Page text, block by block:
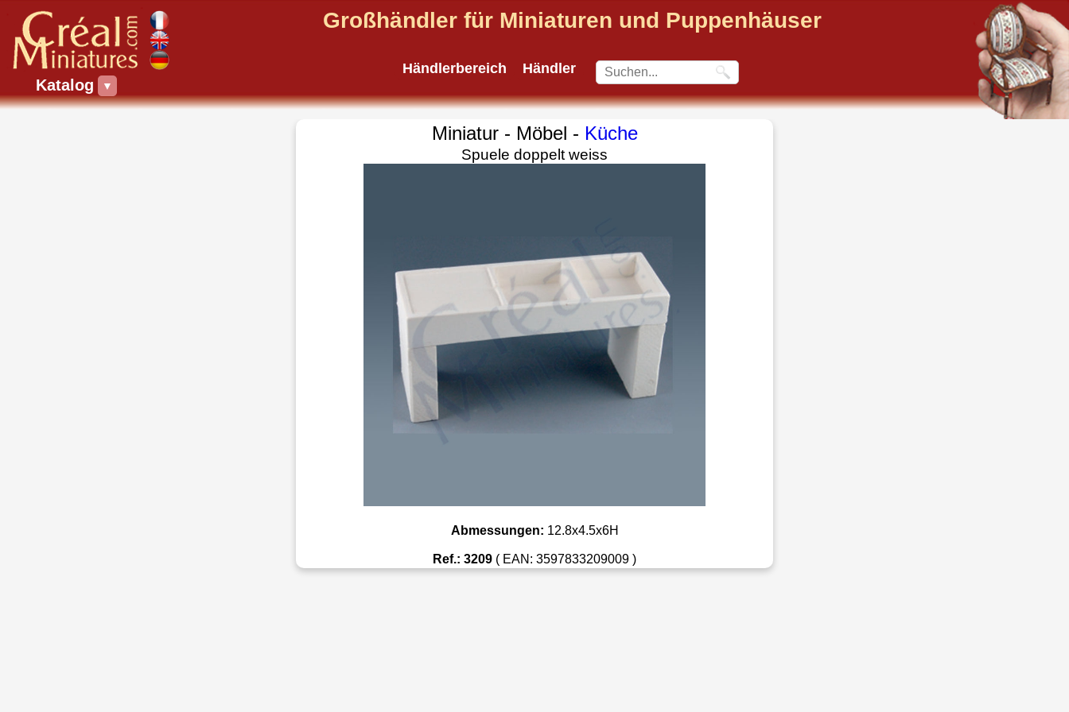
Katalog ▼
Großhändler für Miniaturen und Puppenhäuser
Händlerbereich Händler
Miniatur - Möbel - Küche
Spuele doppelt weiss
Abmessungen: 12.8x4.5x6H
Ref.: 3209 ( EAN: 3597833209009 )